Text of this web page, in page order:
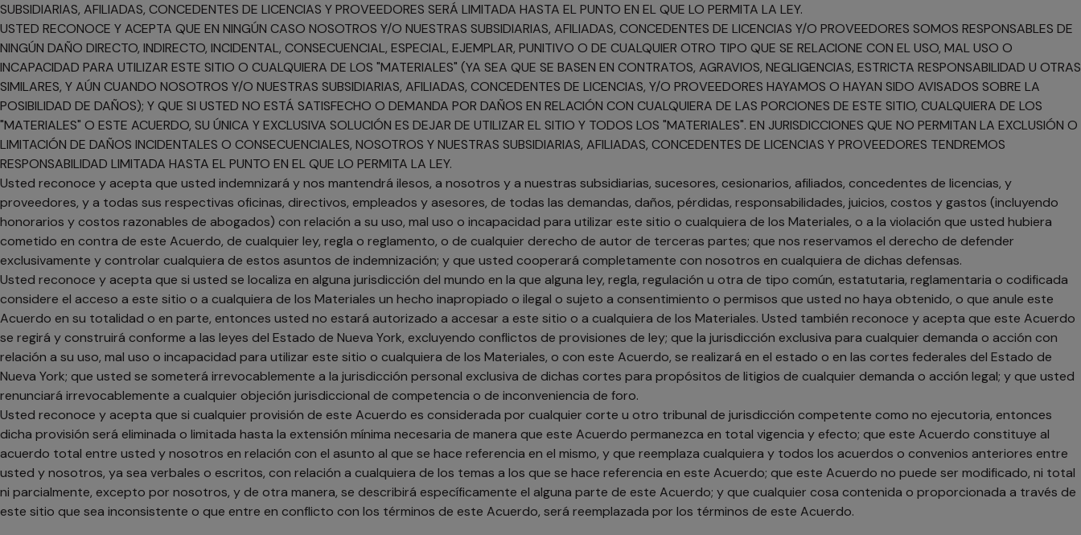
SUBSIDIARIAS, AFILIADAS, CONCEDENTES DE LICENCIAS Y PROVEEDORES SERÁ LIMITADA HASTA EL PUNTO EN EL QUE LO PERMITA LA LEY.
USTED RECONOCE Y ACEPTA QUE EN NINGÚN CASO NOSOTROS Y/O NUESTRAS SUBSIDIARIAS, AFILIADAS, CONCEDENTES DE LICENCIAS Y/O PROVEEDORES SOMOS RESPONSABLES DE
NINGÚN DAÑO DIRECTO, INDIRECTO, INCIDENTAL, CONSECUENCIAL, ESPECIAL, EJEMPLAR, PUNITIVO O DE CUALQUIER OTRO TIPO QUE SE RELACIONE CON EL USO, MAL USO O
INCAPACIDAD PARA UTILIZAR ESTE SITIO O CUALQUIERA DE LOS "MATERIALES" (YA SEA QUE SE BASEN EN CONTRATOS, AGRAVIOS, NEGLIGENCIAS, ESTRICTA RESPONSABILIDAD U OTRAS
SIMILARES, Y AÚN CUANDO NOSOTROS Y/O NUESTRAS SUBSIDIARIAS, AFILIADAS, CONCEDENTES DE LICENCIAS, Y/O PROVEEDORES HAYAMOS O HAYAN SIDO AVISADOS SOBRE LA
POSIBILIDAD DE DAÑOS); Y QUE SI USTED NO ESTÁ SATISFECHO O DEMANDA POR DAÑOS EN RELACIÓN CON CUALQUIERA DE LAS PORCIONES DE ESTE SITIO, CUALQUIERA DE LOS
"MATERIALES" O ESTE ACUERDO, SU ÚNICA Y EXCLUSIVA SOLUCIÓN ES DEJAR DE UTILIZAR EL SITIO Y TODOS LOS "MATERIALES". EN JURISDICCIONES QUE NO PERMITAN LA EXCLUSIÓN O
LIMITACIÓN DE DAÑOS INCIDENTALES O CONSECUENCIALES, NOSOTROS Y NUESTRAS SUBSIDIARIAS, AFILIADAS, CONCEDENTES DE LICENCIAS Y PROVEEDORES TENDREMOS
RESPONSABILIDAD LIMITADA HASTA EL PUNTO EN EL QUE LO PERMITA LA LEY.
Usted reconoce y acepta que usted indemnizará y nos mantendrá ilesos, a nosotros y a nuestras subsidiarias, sucesores, cesionarios, afiliados, concedentes de licencias, y
proveedores, y a todas sus respectivas oficinas, directivos, empleados y asesores, de todas las demandas, daños, pérdidas, responsabilidades, juicios, costos y gastos (incluyendo
honorarios y costos razonables de abogados) con relación a su uso, mal uso o incapacidad para utilizar este sitio o cualquiera de los Materiales, o a la violación que usted hubiera
cometido en contra de este Acuerdo, de cualquier ley, regla o reglamento, o de cualquier derecho de autor de terceras partes; que nos reservamos el derecho de defender
exclusivamente y controlar cualquiera de estos asuntos de indemnización; y que usted cooperará completamente con nosotros en cualquiera de dichas defensas.
Usted reconoce y acepta que si usted se localiza en alguna jurisdicción del mundo en la que alguna ley, regla, regulación u otra de tipo común, estatutaria, reglamentaria o codificada
considere el acceso a este sitio o a cualquiera de los Materiales un hecho inapropiado o ilegal o sujeto a consentimiento o permisos que usted no haya obtenido, o que anule este
Acuerdo en su totalidad o en parte, entonces usted no estará autorizado a accesar a este sitio o a cualquiera de los Materiales. Usted también reconoce y acepta que este Acuerdo
se regirá y construirá conforme a las leyes del Estado de Nueva York, excluyendo conflictos de provisiones de ley; que la jurisdicción exclusiva para cualquier demanda o acción con
relación a su uso, mal uso o incapacidad para utilizar este sitio o cualquiera de los Materiales, o con este Acuerdo, se realizará en el estado o en las cortes federales del Estado de
Nueva York; que usted se someterá irrevocablemente a la jurisdicción personal exclusiva de dichas cortes para propósitos de litigios de cualquier demanda o acción legal; y que usted
renunciará irrevocablemente a cualquier objeción jurisdiccional de competencia o de inconveniencia de foro.
Usted reconoce y acepta que si cualquier provisión de este Acuerdo es considerada por cualquier corte u otro tribunal de jurisdicción competente como no ejecutoria, entonces
dicha provisión será eliminada o limitada hasta la extensión mínima necesaria de manera que este Acuerdo permanezca en total vigencia y efecto; que este Acuerdo constituye al
acuerdo total entre usted y nosotros en relación con el asunto al que se hace referencia en el mismo, y que reemplaza cualquiera y todos los acuerdos o convenios anteriores entre
usted y nosotros, ya sea verbales o escritos, con relación a cualquiera de los temas a los que se hace referencia en este Acuerdo; que este Acuerdo no puede ser modificado, ni total
ni parcialmente, excepto por nosotros, y de otra manera, se describirá específicamente el alguna parte de este Acuerdo; y que cualquier cosa contenida o proporcionada a través de
este sitio que sea inconsistente o que entre en conflicto con los términos de este Acuerdo, será reemplazada por los términos de este Acuerdo.